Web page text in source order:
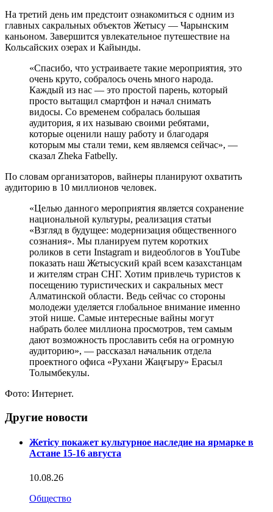
На третий день им предстоит ознакомиться с одним из
главных сакральных объектов Жетысу — Чарынским
каньоном. Завершится увлекательное путешествие на
Кольсайских озерах и Кайынды.
«Спасибо, что устраиваете такие мероприятия, это
очень круто, собралось очень много народа.
Каждый из нас — это простой парень, который
просто вытащил смартфон и начал снимать
видосы. Со временем собралась большая
аудитория, я их называю своими ребятами,
которые оценили нашу работу и благодаря
которым мы стали теми, кем являемся сейчас», —
сказал Zheka Fatbelly.
По словам организаторов, вайнеры планируют охватить
аудиторию в 10 миллионов человек.
«Целью данного мероприятия является сохранение
национальной культуры, реализация статьи
«Взгляд в будущее: модернизация общественного
сознания». Мы планируем путем коротких
роликов в сети Instagram и видеоблогов в YouTube
показать наш Жетысуский край всем казахстанцам
и жителям стран СНГ. Хотим привлечь туристов к
посещению туристических и сакральных мест
Алматинской области. Ведь сейчас со стороны
молодежи уделяется глобальное внимание именно
этой нише. Самые интересные вайны могут
набрать более миллиона просмотров, тем самым
дают возможность прославить себя на огромную
аудиторию», — рассказал начальник отдела
проектного офиса «Рухани Жаңғыру» Ерасыл
Толымбекулы.
Фото: Интернет.
Другие новости
Жетісу покажет культурное наследие на ярмарке в
Астане 15-16 августа
10.08.26
Общество